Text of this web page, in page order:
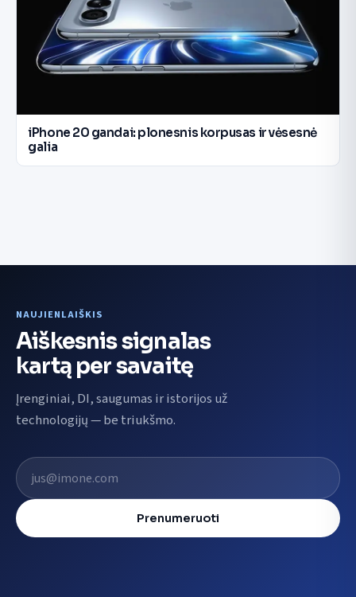
iPhone 20 gandai: plonesnis korpusas ir vėsesnė
galia
NAUJIENLAIŠKIS
Aiškesnis signalas
kartą per savaitę
Įrenginiai, DI, saugumas ir istorijos už
technologijų — be triukšmo.
El. pašto adresas
Prenumeruoti